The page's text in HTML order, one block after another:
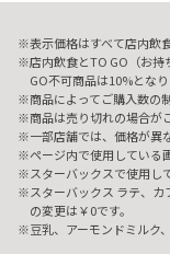
表示価格はすべて店内飲
店内飲食とTO GO（お
GO不可商品は10%となり
商品によってご購入数の
商品は売り切れの場合が
一部店舗では、価格が異
ページ内で使用している
スターバックスで使用し
スターバックス ラテ、
の変更は￥0です。
豆乳、アーモンドミルク